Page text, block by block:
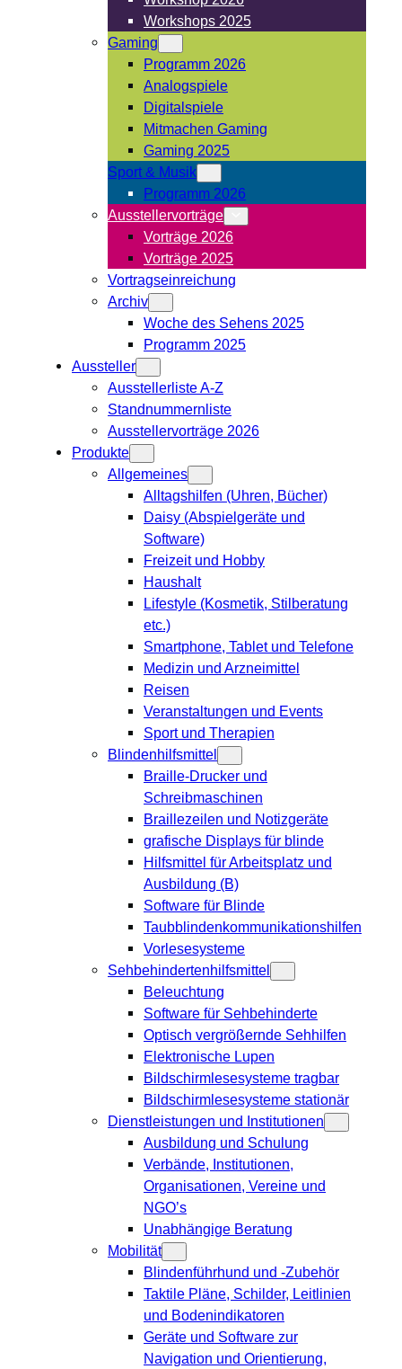
Workshops 2025
Gaming
Programm 2026
Analogspiele
Digitalspiele
Mitmachen Gaming
Gaming 2025
Sport & Musik
Programm 2026
Ausstellervorträge
Vorträge 2026
Vorträge 2025
Vortragseinreichung
Archiv
Woche des Sehens 2025
Programm 2025
Aussteller
Ausstellerliste A-Z
Standnummernliste
Ausstellervorträge 2026
Produkte
Allgemeines
Alltagshilfen (Uhren, Bücher)
Daisy (Abspielgeräte und
Software)
Freizeit und Hobby
Haushalt
Lifestyle (Kosmetik, Stilberatung
etc.)
Smartphone, Tablet und Telefone
Medizin und Arzneimittel
Reisen
Veranstaltungen und Events
Sport und Therapien
Blindenhilfsmittel
Braille-Drucker und
Schreibmaschinen
Braillezeilen und Notizgeräte
grafische Displays für blinde
Hilfsmittel für Arbeitsplatz und
Ausbildung (B)
Software für Blinde
Taubblindenkommunikationshilfen
Vorlesesysteme
Sehbehindertenhilfsmittel
Beleuchtung
Software für Sehbehinderte
Optisch vergrößernde Sehhilfen
Elektronische Lupen
Bildschirmlesesysteme tragbar
Bildschirmlesesysteme stationär
Dienstleistungen und Institutionen
Ausbildung und Schulung
Verbände, Institutionen,
Organisationen, Vereine und
NGO’s
Unabhängige Beratung
Mobilität
Blindenführhund und -Zubehör
Taktile Pläne, Schilder, Leitlinien
und Bodenindikatoren
Geräte und Software zur
Navigation und Orientierung,